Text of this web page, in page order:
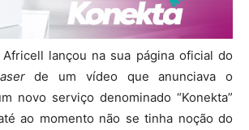
lançou na sua página oficial do
de um vídeo que anunciava o
novo serviço denominado “Konekta”
ao momento não se tinha noção do